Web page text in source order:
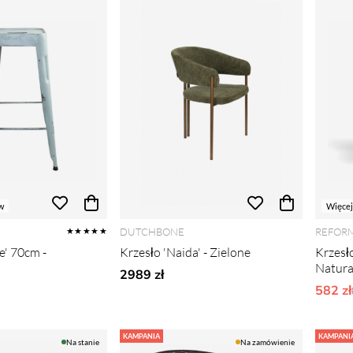
★★★★★
70cm -
ceny:
DUTCHBONE
Krzesło 'Naida' - Zielone
2989 zł
582 zł
Na stanie
KAMPANIA
Na zamówienie